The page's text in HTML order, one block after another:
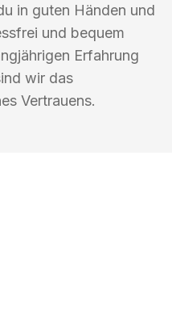
in guten Händen und
und bequem
Erfahrung
wir das
Vertrauens.